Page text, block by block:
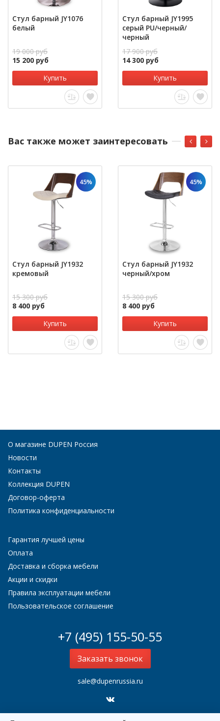
Стул барный JY1076
белый
19 000 руб
15 200 руб
Купить
Стул барный JY1995
серый PU/черный/
черный
17 900 руб
14 300 руб
Купить
Вас также может заинтересовать
45%
Стул барный JY1932
кремовый
15 300 руб
8 400 руб
Купить
45%
Стул барный JY1932
черный/хром
15 300 руб
8 400 руб
Купить
О магазине DUPEN Россия
Новости
Контакты
Коллекция DUPEN
Договор-оферта
Политика конфиденциальности
Гарантия лучшей цены
Оплата
Доставка и сборка мебели
Акции и скидки
Правила эксплуатации мебели
Пользовательское соглашение
+7 (495) 155-50-55
Заказать звонок
sale@dupenrussia.ru